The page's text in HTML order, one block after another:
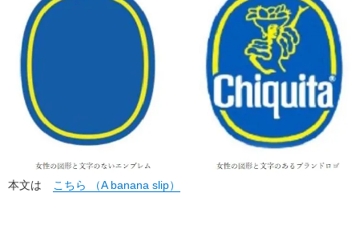
本文は こちら （A banana slip）